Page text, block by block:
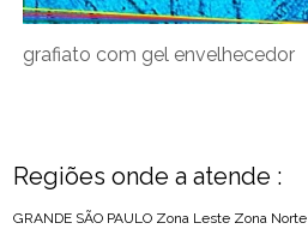
grafiato com gel envelhecedor
Regiões onde a atende :
GRANDE SÃO PAULO Zona Leste Zona Norte